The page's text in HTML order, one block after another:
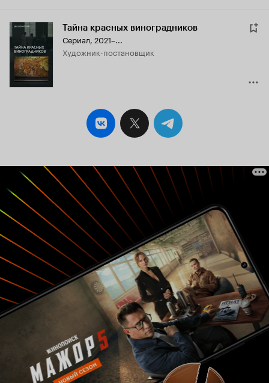
Тайна красных виноградников
Сериал, 2021–...
Художник-постановщик